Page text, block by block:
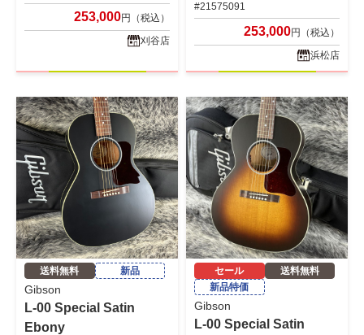
253,000円（税込）
刈谷店
#21575091
253,000円（税込）
浜松店
送料無料 新品
Gibson
L-00 Special Satin
Ebony
セール
送料無料
新品特価
Gibson
L-00 Special Satin